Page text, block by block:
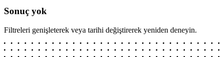
Sonuç yok
Filtreleri genişleterek veya tarihi değiştirerek yeniden deneyin.